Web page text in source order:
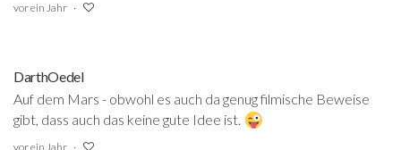
vor ein Jahr
DarthOedel
Auf dem Mars - obwohl es auch da genug filmische Beweise
gibt, dass auch das keine gute Idee ist.
vor ein Jahr